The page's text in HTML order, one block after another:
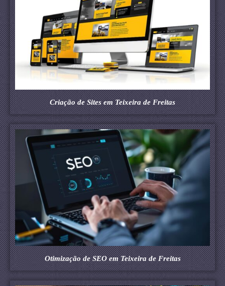
Criação de Sites em Teixeira de Freitas
Otimização de SEO em Teixeira de Freitas